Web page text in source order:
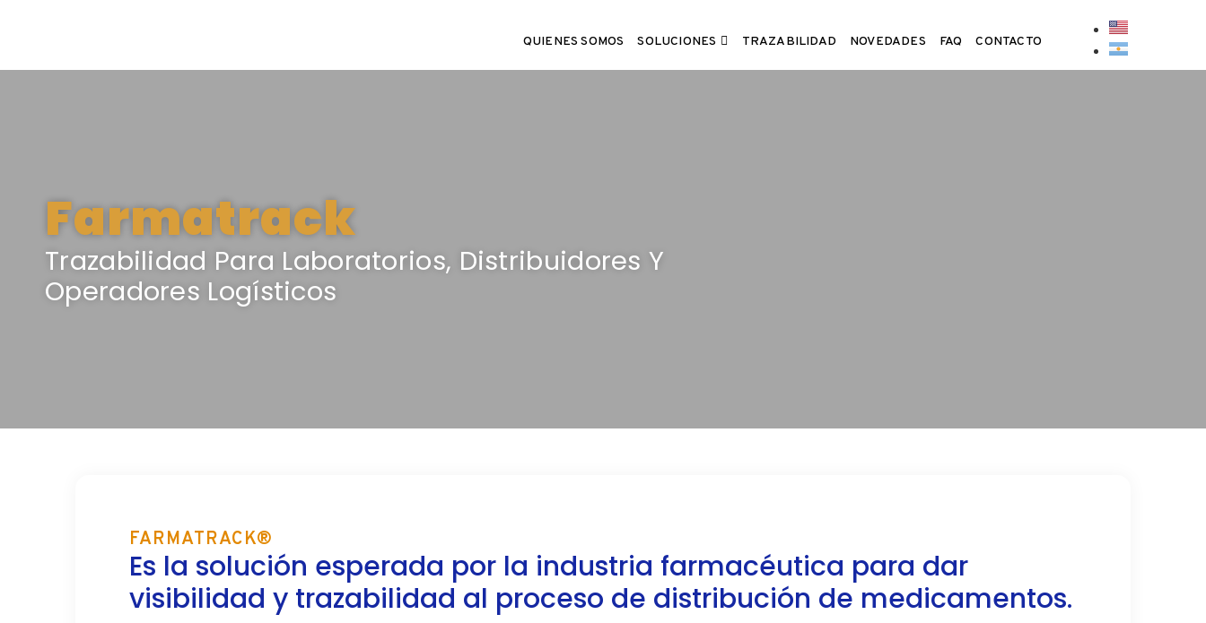
QUIENES SOMOS SOLUCIONES TRAZABILIDAD NOVEDADES FAQ CONTACTO
Farmatrack
Trazabilidad Para Laboratorios, Distribuidores Y
Operadores Logísticos
FARMATRACK®
Es la solución esperada por la industria farmacéutica para dar
visibilidad y trazabilidad al proceso de distribución de medicamentos.